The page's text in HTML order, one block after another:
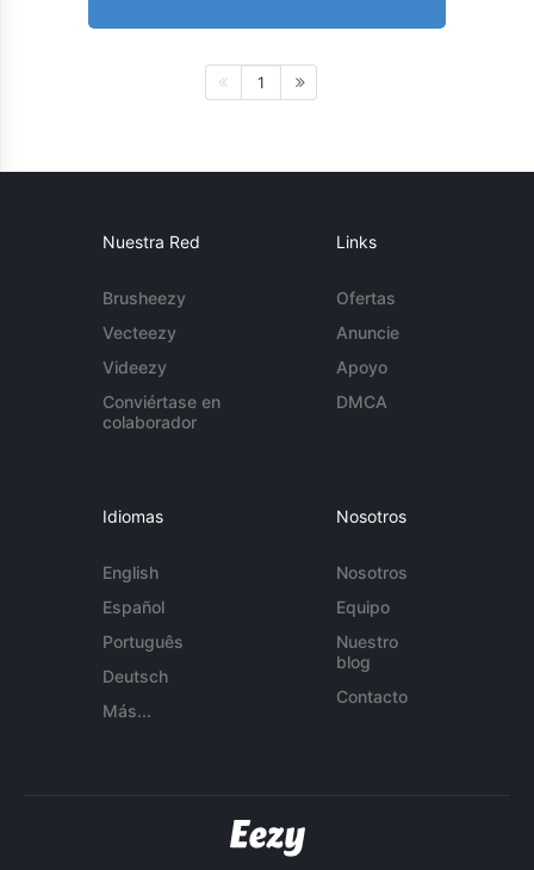
1
Nuestra Red
Brusheezy
Vecteezy
Videezy
Conviértase en
colaborador
Links
Ofertas
Anuncie
Apoyo
DMCA
Idiomas
English
Español
Português
Deutsch
Más...
Nosotros
Nosotros
Equipo
Nuestro
blog
Contacto